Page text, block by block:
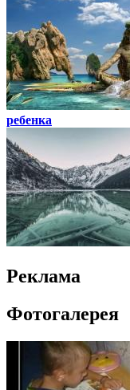
ребенка
Реклама
Фотогалерея